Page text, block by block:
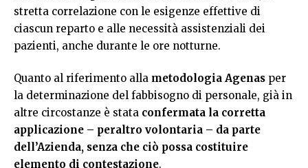
stretta correlazione con le esigenze effettive di
ciascun reparto e alle necessità assistenziali dei
pazienti, anche durante le ore notturne.
Quanto al riferimento alla metodologia Agenas per
la determinazione del fabbisogno di personale, già in
altre circostanze è stata confermata la corretta
applicazione – peraltro volontaria – da parte
dell’Azienda, senza che ciò possa costituire
elemento di contestazione.